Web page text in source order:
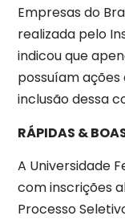
Empresas do
realizada pelo
indicou que
possuíam
inclusão dessa
RÁPIDAS &
A Universidade
com inscrições
Processo